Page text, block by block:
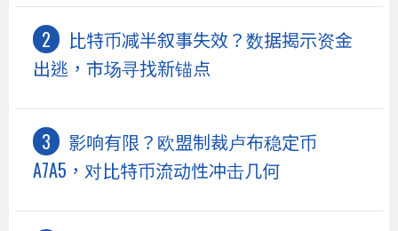
比特币减半叙事失效？数据揭示资金
出逃，市场寻找新锚点
影响有限？欧盟制裁卢布稳定币
A7A5，对比特币流动性冲击几何